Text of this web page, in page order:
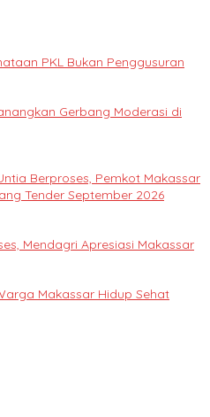
PKL Bukan Penggusuran
Gerbang Moderasi di
Berproses, Pemkot Makassar
Tender September 2026
Mendagri Apresiasi Makassar
Makassar Hidup Sehat